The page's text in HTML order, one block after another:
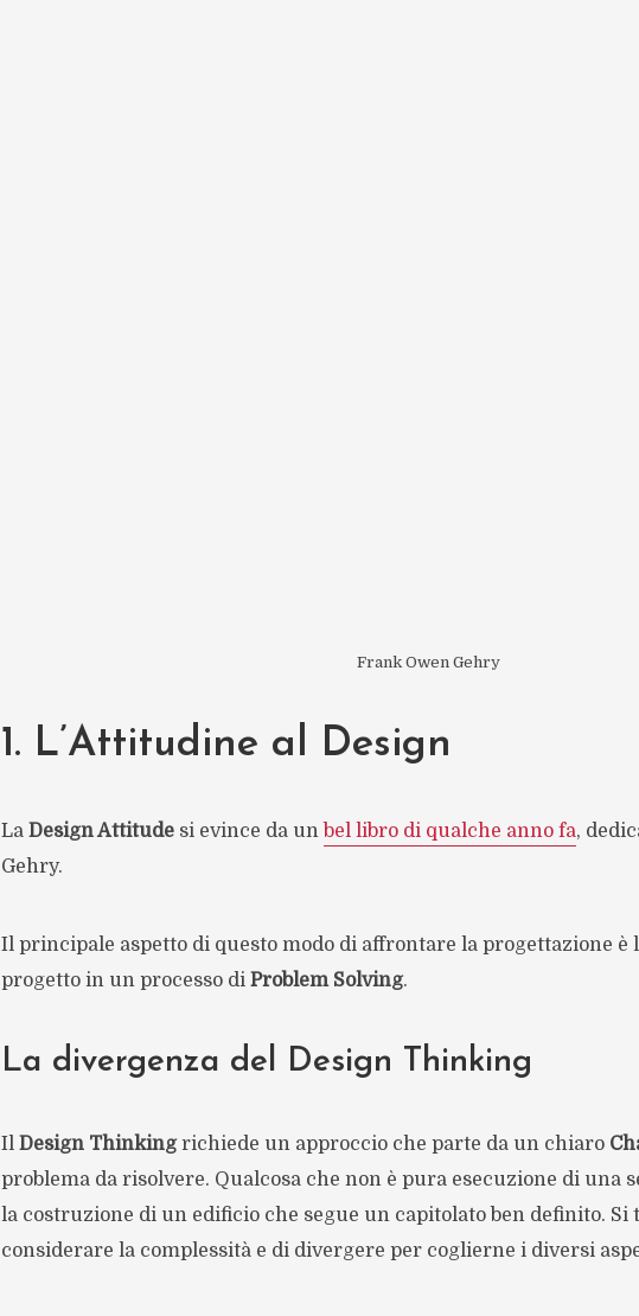
Frank Owen Gehry
1. L’Attitudine al Design
La Design Attitude si evince da un bel libro di qualche anno fa,
Gehry.
Il principale aspetto di questo modo di affrontare la progettazione è
progetto in un processo di Problem Solving.
La divergenza del Design Thinking
Il Design Thinking richiede un approccio che parte da un chiaro
problema da risolvere. Qualcosa che non è pura esecuzione di una
la costruzione di un edificio che segue un capitolato ben definito.
considerare la complessità e di divergere per coglierne i diversi